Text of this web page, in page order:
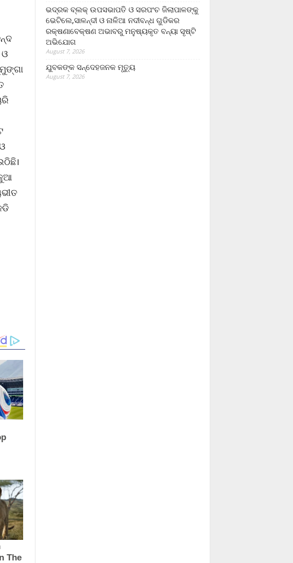
ଭଦ୍ରକ ବ୍ଲକ୍ ଉପସଭାପତି ଓ ସରପଂଚ ଜିଲାପାଳଙ୍କୁ
ଭେଟିଲେ,ସାଳନ୍ଦୀ ଓ ନାଳିଆ ନଦୀବନ୍ଧ ଗୁଡିକର
ରକ୍ଷଣାବେକ୍ଷଣ ଅଭାବରୁ ମନୁଷ୍ୟକୃତ ବନ୍ୟା ସୃଷ୍ଟି
ଅଭିଯୋଗ
August 7, 2026
ଯୁବକଙ୍କ ସନ୍ଦେହଜନକ ମୃତ୍ୟୁ
August 7, 2026